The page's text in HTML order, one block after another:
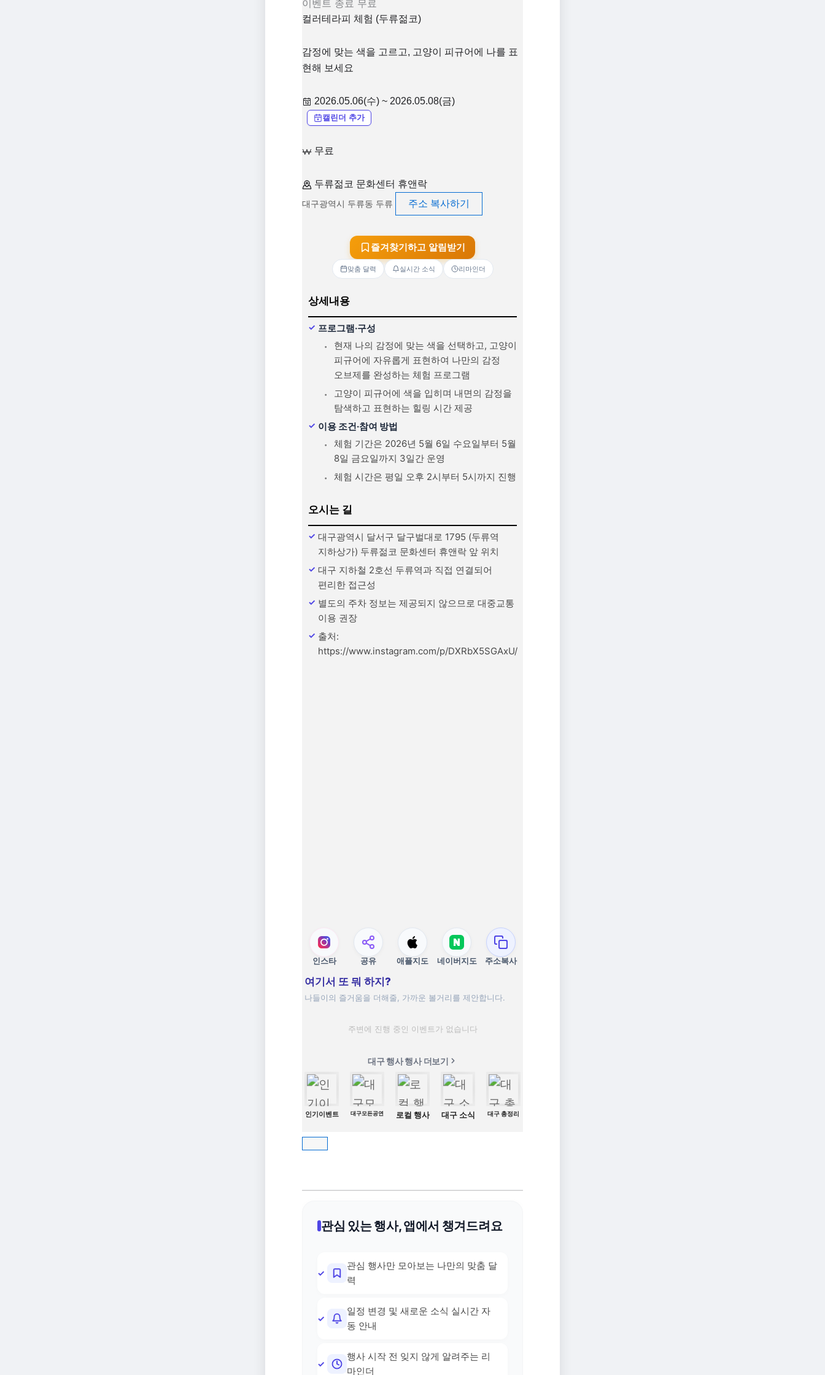
이벤트 종료 무료
컬러테라피 체험 (두류젊코)
감정에 맞는 색을 고르고, 고양이 피규어에 나를 표
현해 보세요
2026.05.06(수) ~ 2026.05.08(금)
캘린더 추가
무료
두류젊코 문화센터 휴앤락
대구광역시 두류동 두류 주소 복사하기
즐겨찾기하고 알림받기
맞춤 달력 실시간 소식 리마인더
상세내용
프로그램·구성
현재 나의 감정에 맞는 색을 선택하고, 고양이
피규어에 자유롭게 표현하여 나만의 감정
오브제를 완성하는 체험 프로그램
고양이 피규어에 색을 입히며 내면의 감정을
탐색하고 표현하는 힐링 시간 제공
이용 조건·참여 방법
체험 기간은 2026년 5월 6일 수요일부터 5월
8일 금요일까지 3일간 운영
체험 시간은 평일 오후 2시부터 5시까지 진행
오시는 길
대구광역시 달서구 달구벌대로 1795 (두류역
지하상가) 두류젊코 문화센터 휴앤락 앞 위치
대구 지하철 2호선 두류역과 직접 연결되어
편리한 접근성
별도의 주차 정보는 제공되지 않으므로 대중교통
이용 권장
출처:
https://www.instagram.com/p/DXRbX5SGAxU/
인스타 공유 애플지도 네이버지도 주소복사
여기서 또 뭐 하지?
나들이의 즐거움을 더해줄, 가까운 볼거리를 제안합니다.
주변에 진행 중인 이벤트가 없습니다
대구 행사 행사 더보기
인기이벤트 대구모든공연 로컬 행사 대구 소식 대구 총정리
관심 있는 행사, 앱에서 챙겨드려요
관심 행사만 모아보는 나만의 맞춤 달
력
일정 변경 및 새로운 소식 실시간 자
동 안내
행사 시작 전 잊지 않게 알려주는 리
마인더